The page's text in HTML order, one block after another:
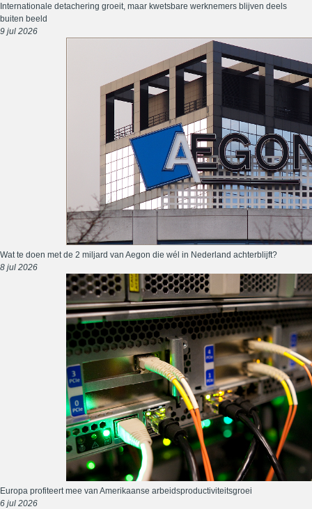
Internationale detachering groeit, maar kwetsbare werknemers blijven deels
buiten beeld
9 jul 2026
Wat te doen met de 2 miljard van Aegon die wél in Nederland achterblijft?
8 jul 2026
Europa profiteert mee van Amerikaanse arbeidsproductiviteitsgroei
6 jul 2026